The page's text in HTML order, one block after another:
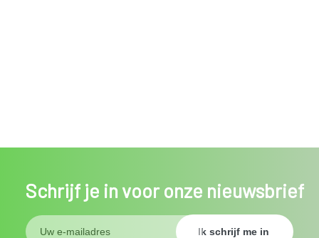
Schrijf je in voor onze nieuwsbrief